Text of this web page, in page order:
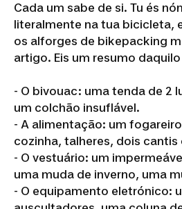
Cada um sabe de si. Tu és
literalmente na tua bicicleta,
os alforges de bikepacking
artigo. Eis um resumo
- O bivouac: uma tenda de 2
um colchão insuflável.
- A alimentação: um
cozinha, talheres, dois cantis
- O vestuário: um
uma muda de inverno, uma
- O equipamento eletrónico: